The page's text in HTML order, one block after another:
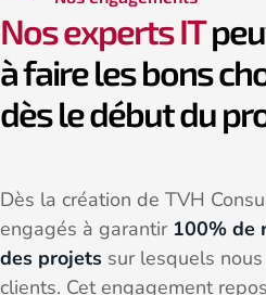
Nos experts IT
à faire les bons
dès le début du
Dès la création de TVH
engagés à garantir 100% de
des projets sur lesquels
clients. Cet engagement